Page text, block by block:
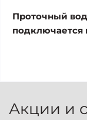
Проточный
подключается
Акции и